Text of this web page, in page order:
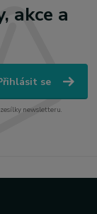
akce a
se
newsletteru.